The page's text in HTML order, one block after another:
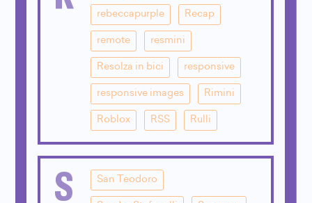
rebeccapurple Recap
remote resmini
Resolza in bici responsive
responsive images Rimini
Roblox RSS Rulli
S San Teodoro